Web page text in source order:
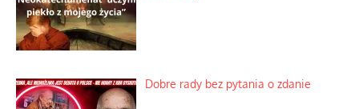
Dobre rady bez pytania o zdanie